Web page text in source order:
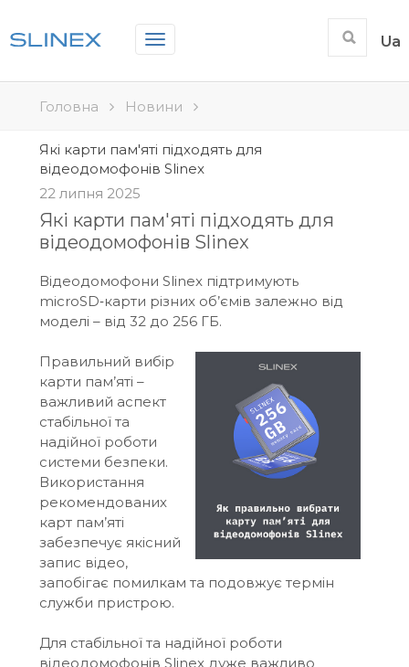
Toggle
navigation
Ua
Головна Новини
Які карти пам'яті підходять для
відеодомофонів Slinex
22 липня 2025
Які карти пам'яті підходять для
відеодомофонів Slinex
Відеодомофони Slinex підтримують
microSD‑карти різних об’ємів залежно від
моделі – від 32 до 256 ГБ.
Правильний вибір
карти пам’яті –
важливий аспект
стабільної та
надійної роботи
системи безпеки.
Використання
рекомендованих
карт пам’яті
забезпечує якісний
запис відео,
запобігає помилкам та подовжує термін
служби пристрою.
Для стабільної та надійної роботи
відеодомофонів Slinex дуже важливо